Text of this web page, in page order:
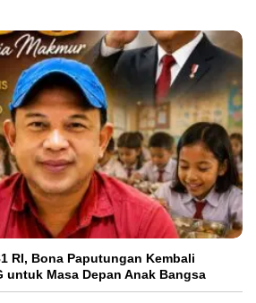
RI, Bona Paputungan Kembali
untuk Masa Depan Anak Bangsa